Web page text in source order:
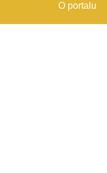
O portalu